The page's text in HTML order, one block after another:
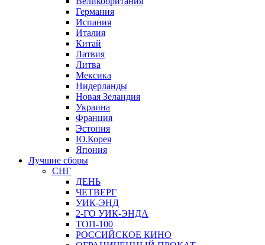
Германия
Испания
Италия
Китай
Латвия
Литва
Мексика
Нидерланды
Новая Зеландия
Украина
Франция
Эстония
Ю.Корея
Япония
Лучшие сборы
СНГ
ДЕНЬ
ЧЕТВЕРГ
УИК-ЭНД
2-ГО УИК-ЭНДА
ТОП-100
РОССИЙСКОЕ КИНО